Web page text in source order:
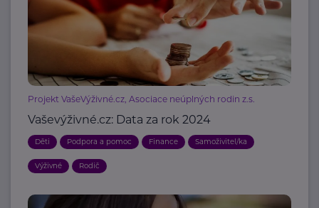
Projekt VašeVýživné.cz, Asociace neúplných rodin z.s.
Vaševýživné.cz: Data za rok 2024
Děti Podpora a pomoc Finance Samoživitel/ka
Výživné Rodič